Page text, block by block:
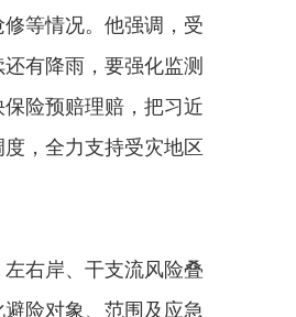
等情况。他强调，受
有降雨，要强化监测
险预赔理赔，把习近
，全力支持受灾地区
右岸、干支流风险叠
险对象、范围及应急